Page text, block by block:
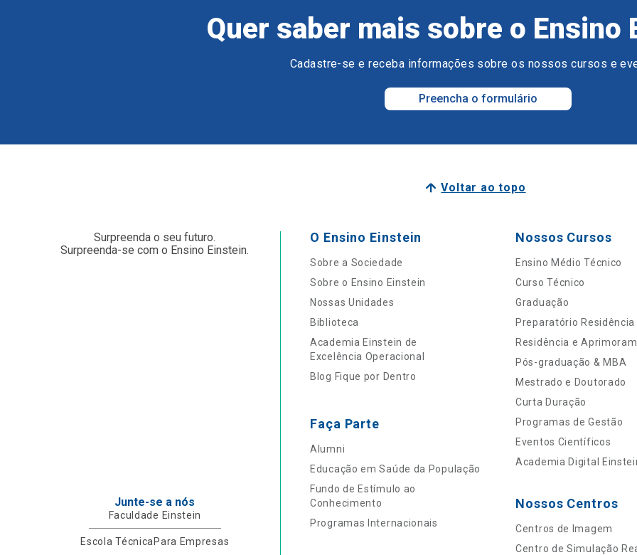
Quer saber mais sobre o Ensino
Cadastre-se e receba informações sobre os nossos cursos e
Preencha o formulário
Voltar ao topo
Surpreenda o seu futuro.
Surpreenda-se com o Ensino Einstein.
Junte-se a nós
Faculdade Einstein
Escola TécnicaPara Empresas
O Ensino Einstein
Sobre a Sociedade
Sobre o Ensino Einstein
Nossas Unidades
Biblioteca
Academia Einstein de
Excelência Operacional
Blog Fique por Dentro
Faça Parte
Alumni
Educação em Saúde da População
Fundo de Estímulo ao
Conhecimento
Programas Internacionais
Nossos Cursos
Ensino Médio Técnico
Curso Técnico
Graduação
Preparatório Residência
Residência e
Pós-graduação & MBA
Mestrado e Doutorado
Curta Duração
Programas de Gestão
Eventos Científicos
Academia Digital
Nossos Centros
Centros de Imagem
Centro de Simulação